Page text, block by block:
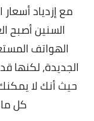
مع إزدياد
السنين أصبح
الهواتف
الجديدة, لكنها
حيث أنك لا
كل